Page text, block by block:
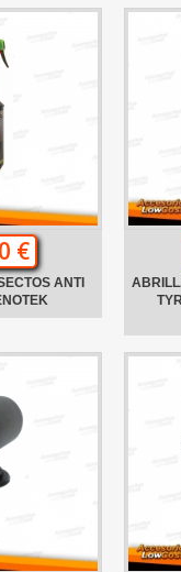
€
ANTI